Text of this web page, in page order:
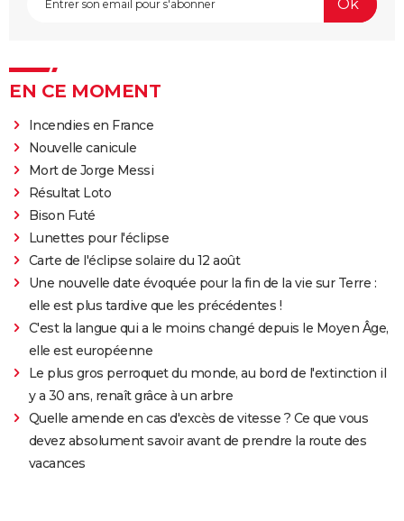
EN CE MOMENT
Incendies en France
Nouvelle canicule
Mort de Jorge Messi
Résultat Loto
Bison Futé
Lunettes pour l'éclipse
Carte de l'éclipse solaire du 12 août
Une nouvelle date évoquée pour la fin de la vie sur Terre :
elle est plus tardive que les précédentes !
C'est la langue qui a le moins changé depuis le Moyen Âge,
elle est européenne
Le plus gros perroquet du monde, au bord de l'extinction il
y a 30 ans, renaît grâce à un arbre
Quelle amende en cas d'excès de vitesse ? Ce que vous
devez absolument savoir avant de prendre la route des
vacances